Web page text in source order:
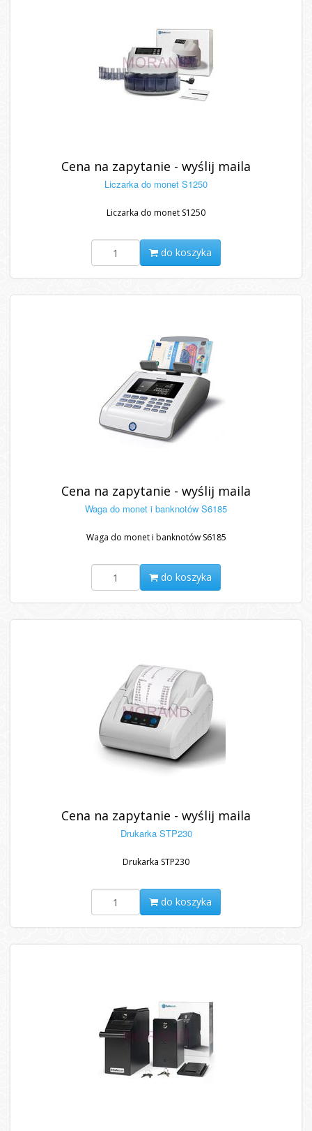
Cena na zapytanie - wyślij maila
Liczarka do monet S1250
Liczarka do monet S1250
do koszyka
Cena na zapytanie - wyślij maila
Waga do monet i banknotów S6185
Waga do monet i banknotów S6185
do koszyka
Cena na zapytanie - wyślij maila
Drukarka STP230
Drukarka STP230
do koszyka